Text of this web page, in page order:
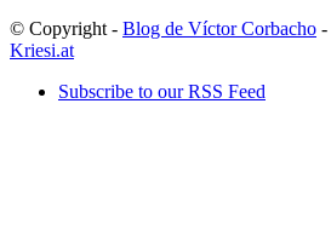
© Copyright - Blog de Víctor Corbacho -
Kriesi.at
Subscribe to our RSS Feed